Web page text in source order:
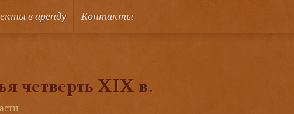
в аренду Контакты
четверть XIX в.